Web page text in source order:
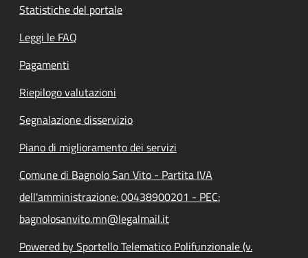
Statistiche del portale
Leggi le FAQ
Pagamenti
Riepilogo valutazioni
Segnalazione disservizio
Piano di miglioramento dei servizi
Comune di Bagnolo San Vito - Partita IVA
dell'amministrazione: 00438900201 - PEC:
bagnolosanvito.mn@legalmail.it
Powered by Sportello Telematico Polifunzionale (v.